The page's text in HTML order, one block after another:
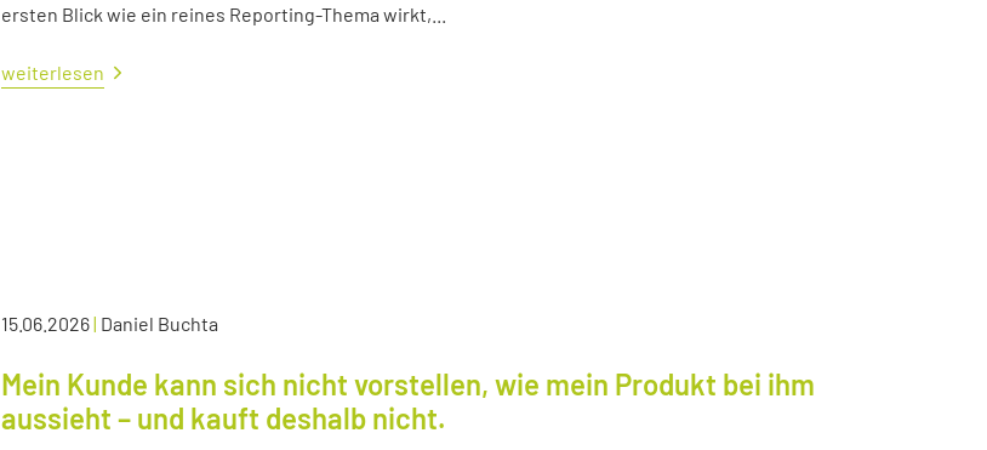
ersten Blick wie ein reines Reporting-Thema wirkt,...
weiterlesen
15.06.2026| Daniel Buchta
Mein Kunde kann sich nicht vorstellen, wie mein Produkt bei ihm
aussieht – und kauft deshalb nicht.